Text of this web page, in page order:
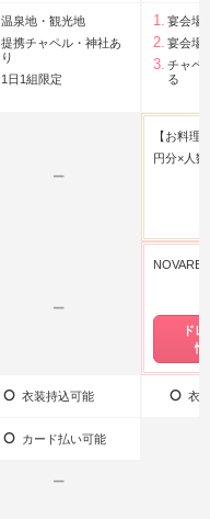
温泉地・観光地
提携チャペル・神社あ
り
1日1組限定
宴会場
宴会場
チャペ
る
ー
【お料理
円分×人
ー
ド
情
衣装持込可能 衣
カード払い可能
ー